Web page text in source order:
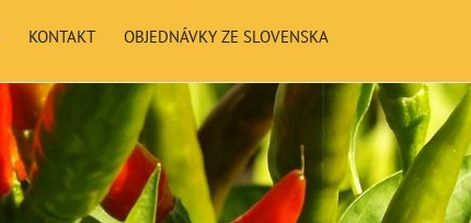
KONTAKT OBJEDNÁVKY ZE SLOVENSKA